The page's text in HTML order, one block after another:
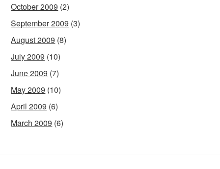
October 2009 (2)
September 2009 (3)
August 2009 (8)
July 2009 (10)
June 2009 (7)
May 2009 (10)
April 2009 (6)
March 2009 (6)